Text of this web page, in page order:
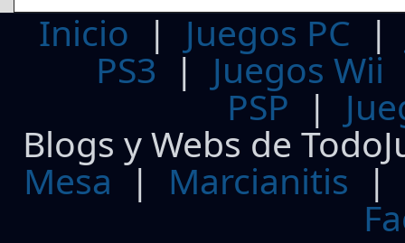
Inicio | Juegos PC
PS3| Juegos Wii
PSP |
Blogs y Webs de
Mesa | Marcianitis |